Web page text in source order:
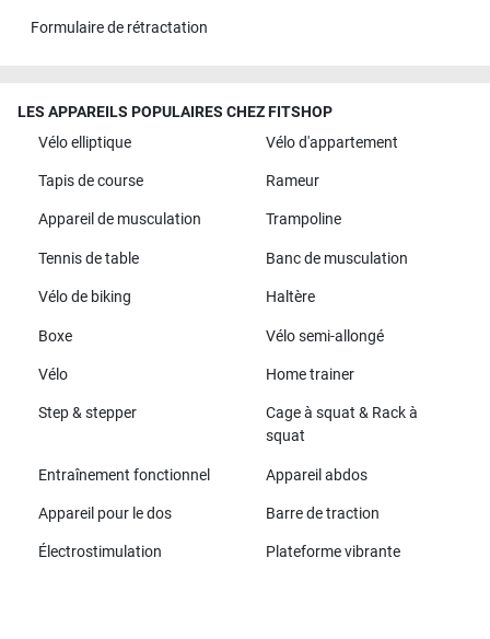
Formulaire de rétractation
LES APPAREILS POPULAIRES CHEZ FITSHOP
Vélo elliptique
Vélo d'appartement
Tapis de course Rameur
Appareil de musculation Trampoline
Tennis de table Banc de musculation
Vélo de biking Haltère
Boxe Vélo semi-allongé
Vélo Home trainer
Step & stepper
Cage à squat & Rack à
squat
Entraînement fonctionnel Appareil abdos
Appareil pour le dos Barre de traction
Électrostimulation Plateforme vibrante